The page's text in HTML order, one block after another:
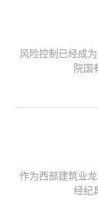
风险控制已经成
院国
能够为客户降低
从风险评估、风
等全方位、全过
作为西部建筑业
经纪